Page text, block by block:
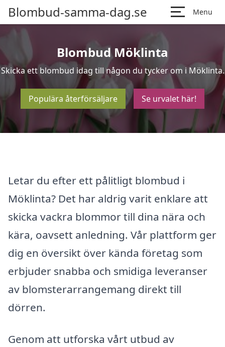
Blombud-samma-dag.se Menu
Blombud Möklinta
Skicka ett blombud idag till någon du tycker om i Möklinta.
Populära återförsäljare Se urvalet här!
Letar du efter ett pålitligt blombud i
Möklinta? Det har aldrig varit enklare att
skicka vackra blommor till dina nära och
kära, oavsett anledning. Vår plattform ger
dig en översikt över kända företag som
erbjuder snabba och smidiga leveranser
av blomsterarrangemang direkt till
dörren.
Genom att utforska vårt utbud av